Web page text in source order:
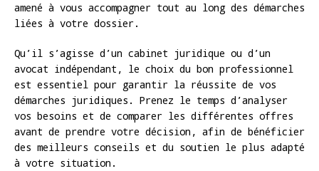
amené à vous accompagner tout au long des démarches
liées à votre dossier.
Qu’il s’agisse d’un cabinet juridique ou d’un
avocat indépendant, le choix du bon professionnel
est essentiel pour garantir la réussite de vos
démarches juridiques. Prenez le temps d’analyser
vos besoins et de comparer les différentes offres
avant de prendre votre décision, afin de bénéficier
des meilleurs conseils et du soutien le plus adapté
à votre situation.